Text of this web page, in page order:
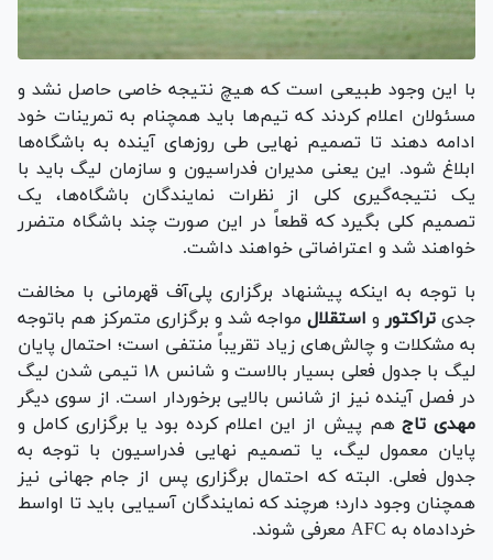
با این وجود طبیعی است که هیچ نتیجه خاصی حاصل نشد و
مسئولان اعلام کردند که تیم‌ها باید همچنام به تمرینات خود
ادامه دهند تا تصمیم نهایی طی روز‌های آینده به باشگاه‌ها
ابلاغ شود. این یعنی مدیران فدراسیون و سازمان لیگ باید با
یک نتیجه‌گیری کلی از نظرات نمایندگان باشگاه‌ها، یک
تصمیم کلی بگیرد که قطعاً در این صورت چند باشگاه متضرر
خواهند شد و اعتراضاتی خواهند داشت.
با توجه به اینکه پیشنهاد برگزاری پلی‌آف قهرمانی با مخالفت
جدی تراکتور و استقلال مواجه شد و برگزاری متمرکز هم باتوجه
به مشکلات و چالش‌های زیاد تقریباً منتفی است؛ احتمال پایان
لیگ با جدول فعلی بسیار بالاست و شانس ۱۸ تیمی شدن لیگ
در فصل آینده نیز از شانس بالایی برخوردار است. از سوی دیگر
مهدی تاجهم پیش از این اعلام کرده بود یا برگزاری کامل و
پایان معمول لیگ، یا تصمیم نهایی فدراسیون با توجه به
جدول فعلی. البته که احتمال برگزاری پس از جام جهانی نیز
همچنان وجود دارد؛ هرچند که نمایندگان آسیایی باید تا اواسط
خردادماه به AFC معرفی شوند.